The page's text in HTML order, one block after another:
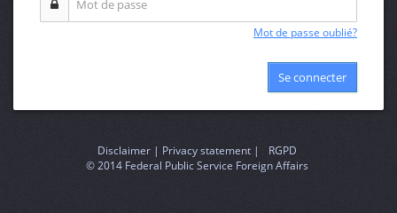
Mot de passe oublié?
Se connecter
Disclaimer | Privacy statement |
RGPD
© 2014 Federal Public Service Foreign Affairs